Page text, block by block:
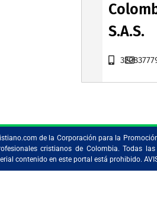
S.A.S.
de la Corporación para la
cristianos de Colombia. Todas
contenido en este portal está prohibido.